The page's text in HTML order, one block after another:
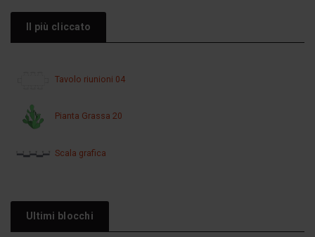
Il più cliccato
Tavolo riunioni 04
Pianta Grassa 20
Scala grafica
Ultimi blocchi